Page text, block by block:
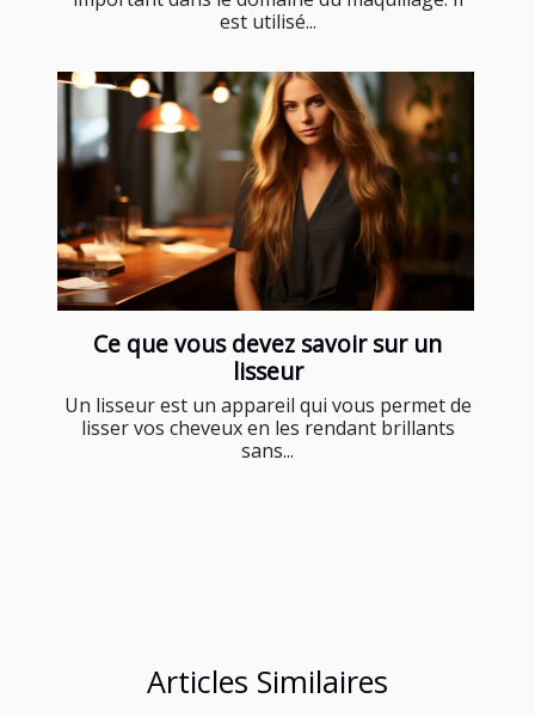
est utilisé...
Ce que vous devez savoir sur un
lisseur
Un lisseur est un appareil qui vous permet de
lisser vos cheveux en les rendant brillants
sans...
Articles Similaires